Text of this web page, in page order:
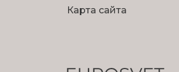
Карта сайта